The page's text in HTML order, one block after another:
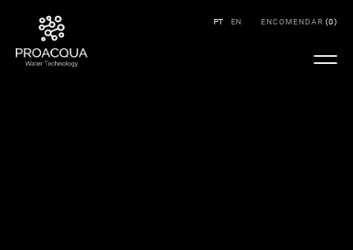
PT EN ENCOMENDAR (0)